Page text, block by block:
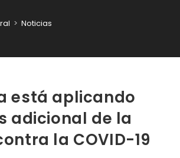
> Noticias
está aplicando
adicional de la
la COVID-19